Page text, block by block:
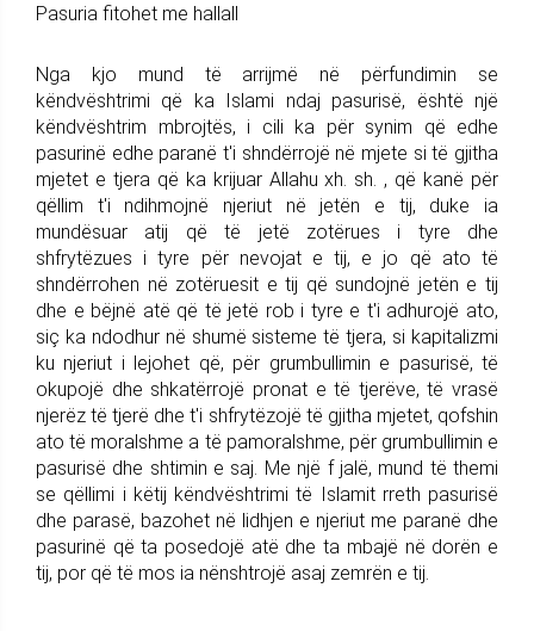
Pasuria fitohet me hallall
Nga kjo mund të arrijmë në përfundimin se
këndvështrimi që ka Islami ndaj pasurisë, është një
këndvështrim mbrojtës, i cili ka për synim që edhe
pasurinë edhe paranë t'i shndërrojë në mjete si të gjitha
mjetet e tjera që ka krijuar Allahu xh. sh. , që kanë për
qëllim t'i ndihmojnë njeriut në jetën e tij, duke ia
mundësuar atij që të jetë zotërues i tyre dhe
shfrytëzues i tyre për nevojat e tij, e jo që ato të
shndërrohen në zotëruesit e tij që sundojnë jetën e tij
dhe e bëjnë atë që të jetë rob i tyre e t'i adhurojë ato,
siç ka ndodhur në shumë sisteme të tjera, si kapitalizmi
ku njeriut i lejohet që, për grumbullimin e pasurisë, të
okupojë dhe shkatërrojë pronat e të tjerëve, të vrasë
njerëz të tjerë dhe t'i shfrytëzojë të gjitha mjetet, qofshin
ato të moralshme a të pamoralshme, për grumbullimin e
pasurisë dhe shtimin e saj. Me një f jalë, mund të themi
se qëllimi i këtij këndvështrimi të Islamit rreth pasurisë
dhe parasë, bazohet në lidhjen e njeriut me paranë dhe
pasurinë që ta posedojë atë dhe ta mbajë në dorën e
tij, por që të mos ia nënshtrojë asaj zemrën e tij.